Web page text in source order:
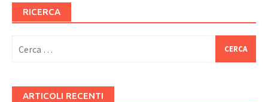
RICERCA
per:
ARTICOLI RECENTI